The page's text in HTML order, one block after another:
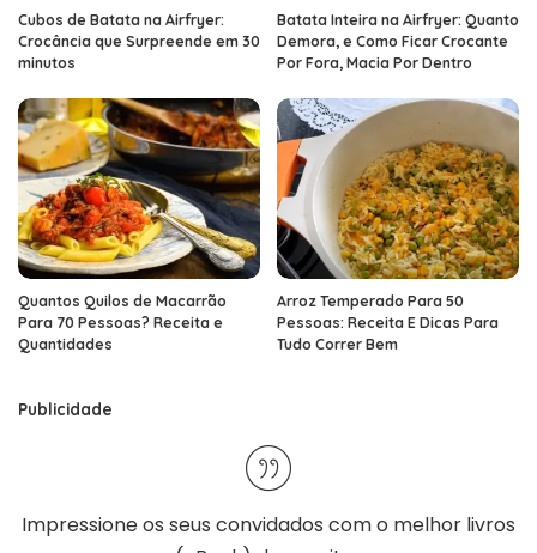
Cubos de Batata na Airfryer:
Crocância que Surpreende em 30
minutos
Batata Inteira na Airfryer: Quanto
Demora, e Como Ficar Crocante
Por Fora, Macia Por Dentro
Quantos Quilos de Macarrão
Para 70 Pessoas? Receita e
Quantidades
Arroz Temperado Para 50
Pessoas: Receita E Dicas Para
Tudo Correr Bem
Publicidade
Impressione os seus convidados com o melhor livros